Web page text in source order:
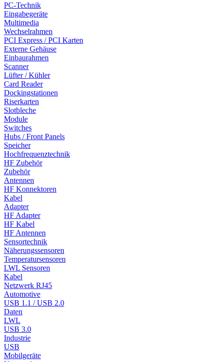
PC-Technik
Eingabegeräte
Multimedia
Wechselrahmen
PCI Express / PCI Karten
Externe Gehäuse
Einbaurahmen
Scanner
Lüfter / Kühler
Card Reader
Dockingstationen
Riserkarten
Slotbleche
Module
Switches
Hubs / Front Panels
Speicher
Hochfrequenztechnik
HF Zubehör
Zubehör
Antennen
HF Konnektoren
Kabel
Adapter
HF Adapter
HF Kabel
HF Antennen
Sensortechnik
Näherungssensoren
Temperatursensoren
LWL Sensoren
Kabel
Netzwerk RJ45
Automotive
USB 1.1 / USB 2.0
Daten
LWL
USB 3.0
Industrie
USB
Mobilgeräte